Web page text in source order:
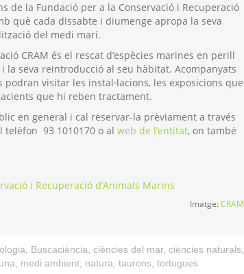
de la Fundació per a la Conservació i Recuperació
què cada dissabte i diumenge apropa la seva
del medi marí.
CRAM és el rescat d’espècies marines en perill
i la seva reintroducció al seu hàbitat. Acompanyats
visitar les instal·lacions, les exposicions que
que hi reben tractament.
en general i cal reservar-la prèviament a través
telèfon 93 1010170 o al web de l’entitat, on també
i Recuperació d’Animals Marins
Imatge:CRAM
, Buscaciència, ciències del mar, ciències naturals,
, medi ambient, natura, taurons, tortugues